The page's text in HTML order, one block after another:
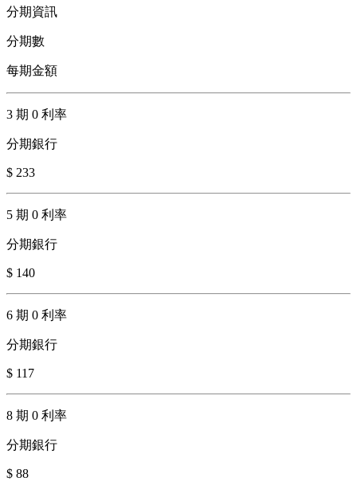
分期資訊
分期數
每期金額
3 期 0 利率
分期銀行
$ 233
5 期 0 利率
分期銀行
$ 140
6 期 0 利率
分期銀行
$ 117
8 期 0 利率
分期銀行
$ 88